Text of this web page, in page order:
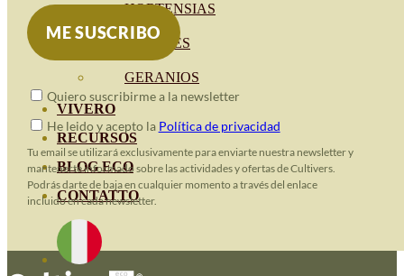
HORTENSIAS
ROSALES
GERANIOS
VIVERO
RECURSOS
BLOG ECO
CONTATTO
Quiero suscribirme a la newsletter
He leido y acepto la Política de privacidad
Tu email se utilizará exclusivamente para enviarte nuestra newsletter y
mantenerte informado sobre las actividades y ofertas de Cultivers.
Podrás darte de baja en cualquier momento a través del enlace
incluido en cada newsletter.